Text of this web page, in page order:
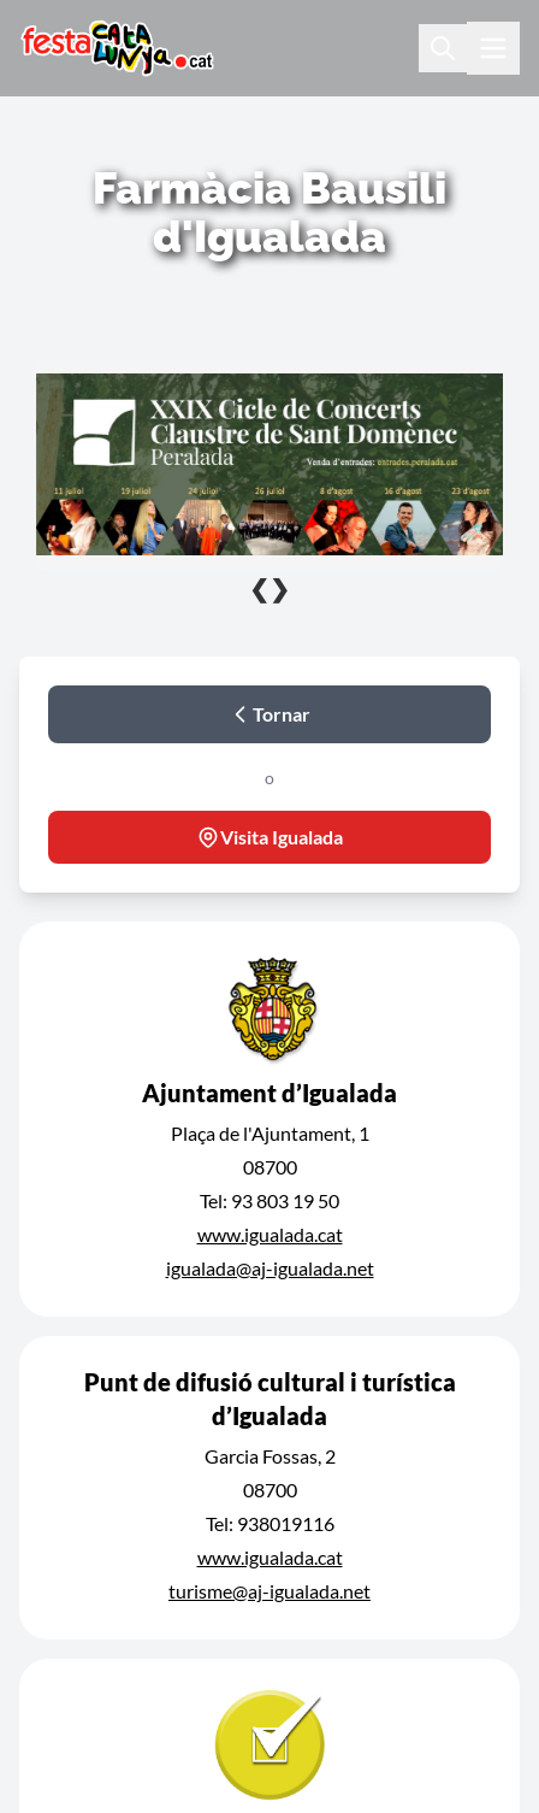
Farmàcia Bausili
d'Igualada
❮ ❯
Tornar
o
Visita Igualada
Ajuntament d’Igualada
Plaça de l'Ajuntament, 1
08700
Tel: 93 803 19 50
www.igualada.cat
igualada@aj-igualada.net
Punt de difusió cultural i turística
d’Igualada
Garcia Fossas, 2
08700
Tel: 938019116
www.igualada.cat
turisme@aj-igualada.net